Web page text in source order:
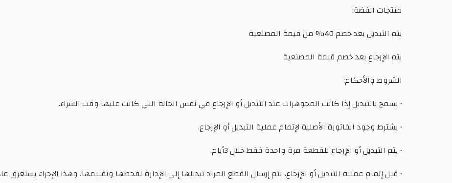
منتجات الفضة:
يتم التبديل بعد خصم 40% من قيمة المصنعية
يتم الإرجاع بعد خصم قيمة المصنعية
الشروط والأحكام:
• يسمح بالتبديل إذا كانت المجوهرات عند التبديل أو الإرجاع في نفس الحالة التي كانت عليها وقت الشراء.
• يشترط وجود الفاتورة الأصلية لإتمام عملية التبديل أو الإرجاع.
• يتم التبديل أو الإرجاع للقطعة مرة واحدة فقط خلال 3أيام.